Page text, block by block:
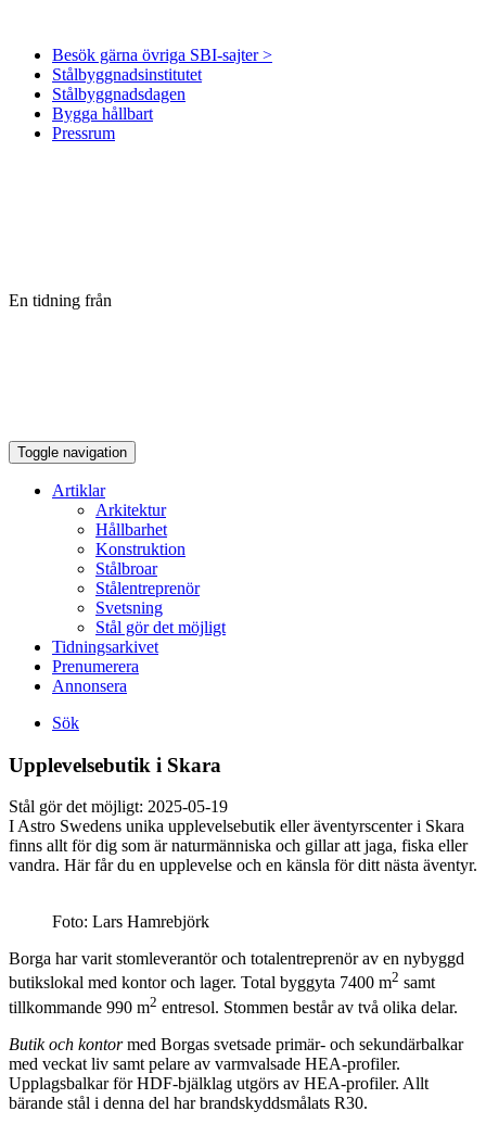
Besök gärna övriga SBI-sajter >
Stålbyggnadsinstitutet
Stålbyggnadsdagen
Bygga hållbart
Pressrum
En tidning från
Toggle navigation
Artiklar
Arkitektur
Hållbarhet
Konstruktion
Stålbroar
Stålentreprenör
Svetsning
Stål gör det möjligt
Tidningsarkivet
Prenumerera
Annonsera
Sök
Upplevelsebutik i Skara
Stål gör det möjligt: 2025-05-19
I Astro Swedens unika upplevelsebutik eller äventyrscenter i Skara
finns allt för dig som är naturmänniska och gillar att jaga, fiska eller
vandra. Här får du en upplevelse och en känsla för ditt nästa äventyr.
Foto: Lars Hamrebjörk
Borga har varit stomleverantör och totalentreprenör av en nybyggd
butikslokal med kontor och lager. Total byggyta 7400 m2 samt
tillkommande 990 m2 entresol. Stommen består av två olika delar.
Butik och kontormed Borgas svetsade primär- och sekundärbalkar
med veckat liv samt pelare av varmvalsade HEA-profiler.
Upplagsbalkar för HDF-bjälklag utgörs av HEA-profiler. Allt
bärande stål i denna del har brandskyddsmålats R30.